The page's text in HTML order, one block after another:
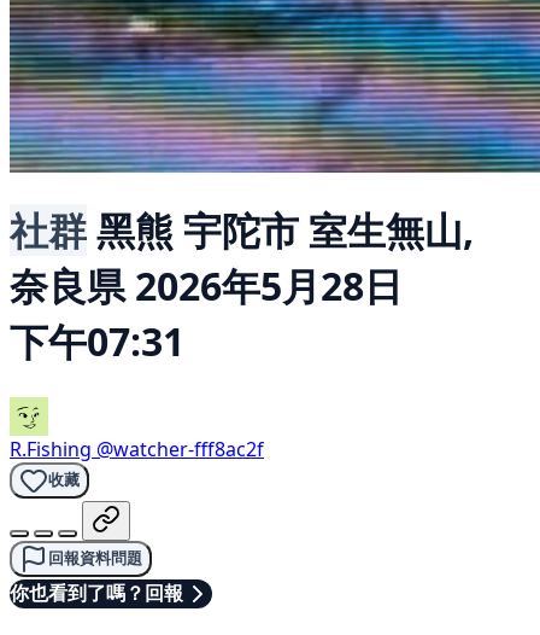
社群黑熊 宇陀市 室生無山,
奈良県 2026年5月28日
下午07:31
R.Fishing @watcher-fff8ac2f
收藏
回報資料問題
你也看到了嗎？回報